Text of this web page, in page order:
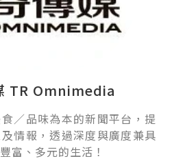
TR Omnimedia
／品味為本的新聞平台，提
情報，透過深度與廣度兼具
富、多元的生活！